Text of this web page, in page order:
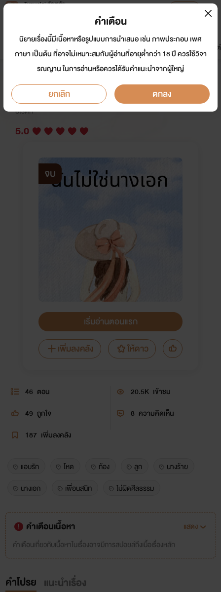
Tunwalai ธัญวลัย
หน้าแรก นิยาย อีบุ๊ก การ์ตูน
มาใหม่
ดรีมแชท ธัญลิสต์
[NC18+] ฉันไม่ใช่นางเอก
นักเขียน: Tian You Xiao Mei
อีโรติก
5.0
จบ
เริ่มอ่านตอนแรก
เพิ่มลงคลัง
ให้ดาว
46 ตอน 20.5K เข้าชม
49 ถูกใจ 8 ความคิดเห็น
187 เพิ่มลงคลัง
แอบรัก โหด ท้อง ลูก
นางร้าย
นางเอก
เพื่อนสนิท ไม่ผิดศีลธรรม
คำเตือนเนื้อหา
แสดง
คำเตือนเกี่ยวกับเนื้อหาในเรื่องอาจมีการสปอยล์ถึงเนื้อเรื่องหลัก
คำโปรย แนะนำเรื่อง
คำเตือน
นิยายเรื่องนี้มีเนื้อหาหรือรูปแบบการนำเสนอ เช่น ภาพประกอบ เพศ
ภาษา เป็นต้น ที่อาจไม่เหมาะสมกับผู้อ่านที่อายุต่ำกว่า 18 ปี ควรใช้วิจา
รณญาน ในการอ่านหรือควรได้รับคำแนะนำจากผู้ใหญ่
ยกเลิก ตกลง